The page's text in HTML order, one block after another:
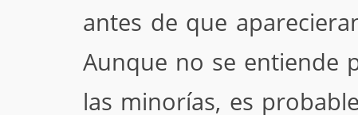
antes de que
Aunque no se entiende
las minorías, es